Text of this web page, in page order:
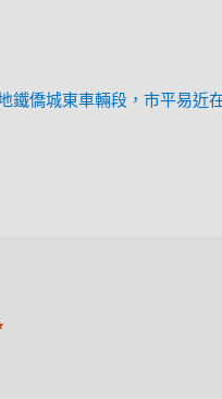
鐵僑城東車輛段，市平易近